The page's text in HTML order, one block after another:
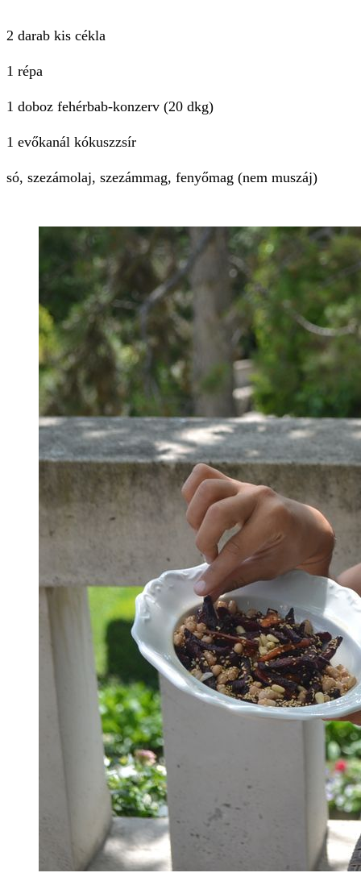
2 darab kis cékla
1 répa
1 doboz fehérbab-konzerv (20 dkg)
1 evőkanál kókuszzsír
só, szezámolaj, szezámmag, fenyőmag (nem muszáj)